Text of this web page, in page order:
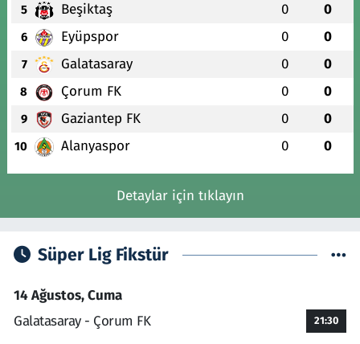
5 Beşiktaş 0 0
6 Eyüpspor 0 0
7 Galatasaray 0 0
8 Çorum FK 0 0
9 Gaziantep FK 0 0
10 Alanyaspor 0 0
Detaylar için tıklayın
Süper Lig Fikstür
14 Ağustos, Cuma
Galatasaray - Çorum FK
21:30